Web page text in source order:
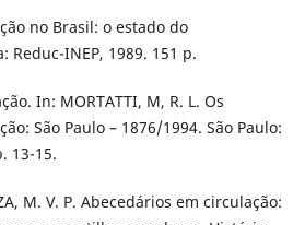
no Brasil: o estado do
Reduc-INEP, 1989. 151 p.
In: MORTATTI, M, R. L. Os
São Paulo – 1876/1994. São Paulo:
13-15.
M. V. P. Abecedários em circulação: